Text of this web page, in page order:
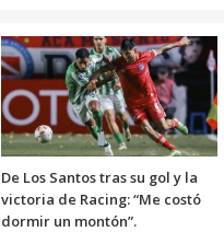
De Los Santos tras su gol y la
victoria de Racing: “Me costó
dormir un montón”.